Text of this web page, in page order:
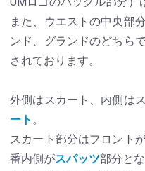
また、ウエストの中央部
ンド、グランドのどちら
されております。
外側はスカート、内側は
ート 。
スカート部分はフロント
番内側がスパッツ部分と